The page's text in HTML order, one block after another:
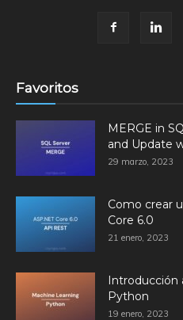
Favoritos
MERGE in
and Update
29 marzo, 2023
Como crear
Core 6.0
21 enero, 2023
Introducción
Python
19 enero, 2023